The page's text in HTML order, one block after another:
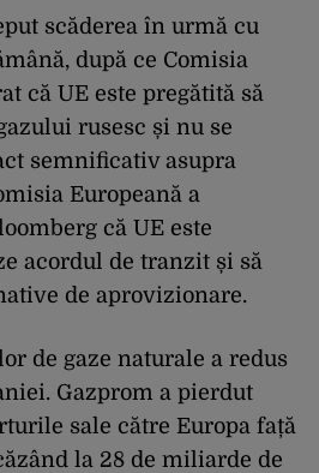
scăderea în urmă cu
după ce Comisia
că UE este pregătită să
rusesc și nu se
semnificativ asupra
Europeană a
că UE este
acordul de tranzit și să
de aprovizionare.
de gaze naturale a redus
Gazprom a pierdut
sale către Europa față
la 28 de miliarde de